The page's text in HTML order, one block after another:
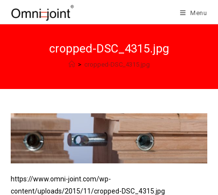
Menu
cropped-DSC_4315.jpg
> cropped-DSC_4315.jpg
https://www.omni-joint.com/wp-
content/uploads/2015/11/cropped-DSC_4315.jpg